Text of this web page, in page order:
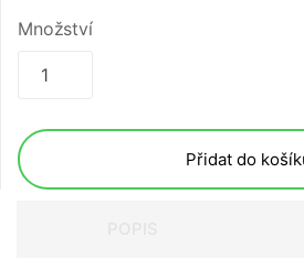
Množství
Přidat do